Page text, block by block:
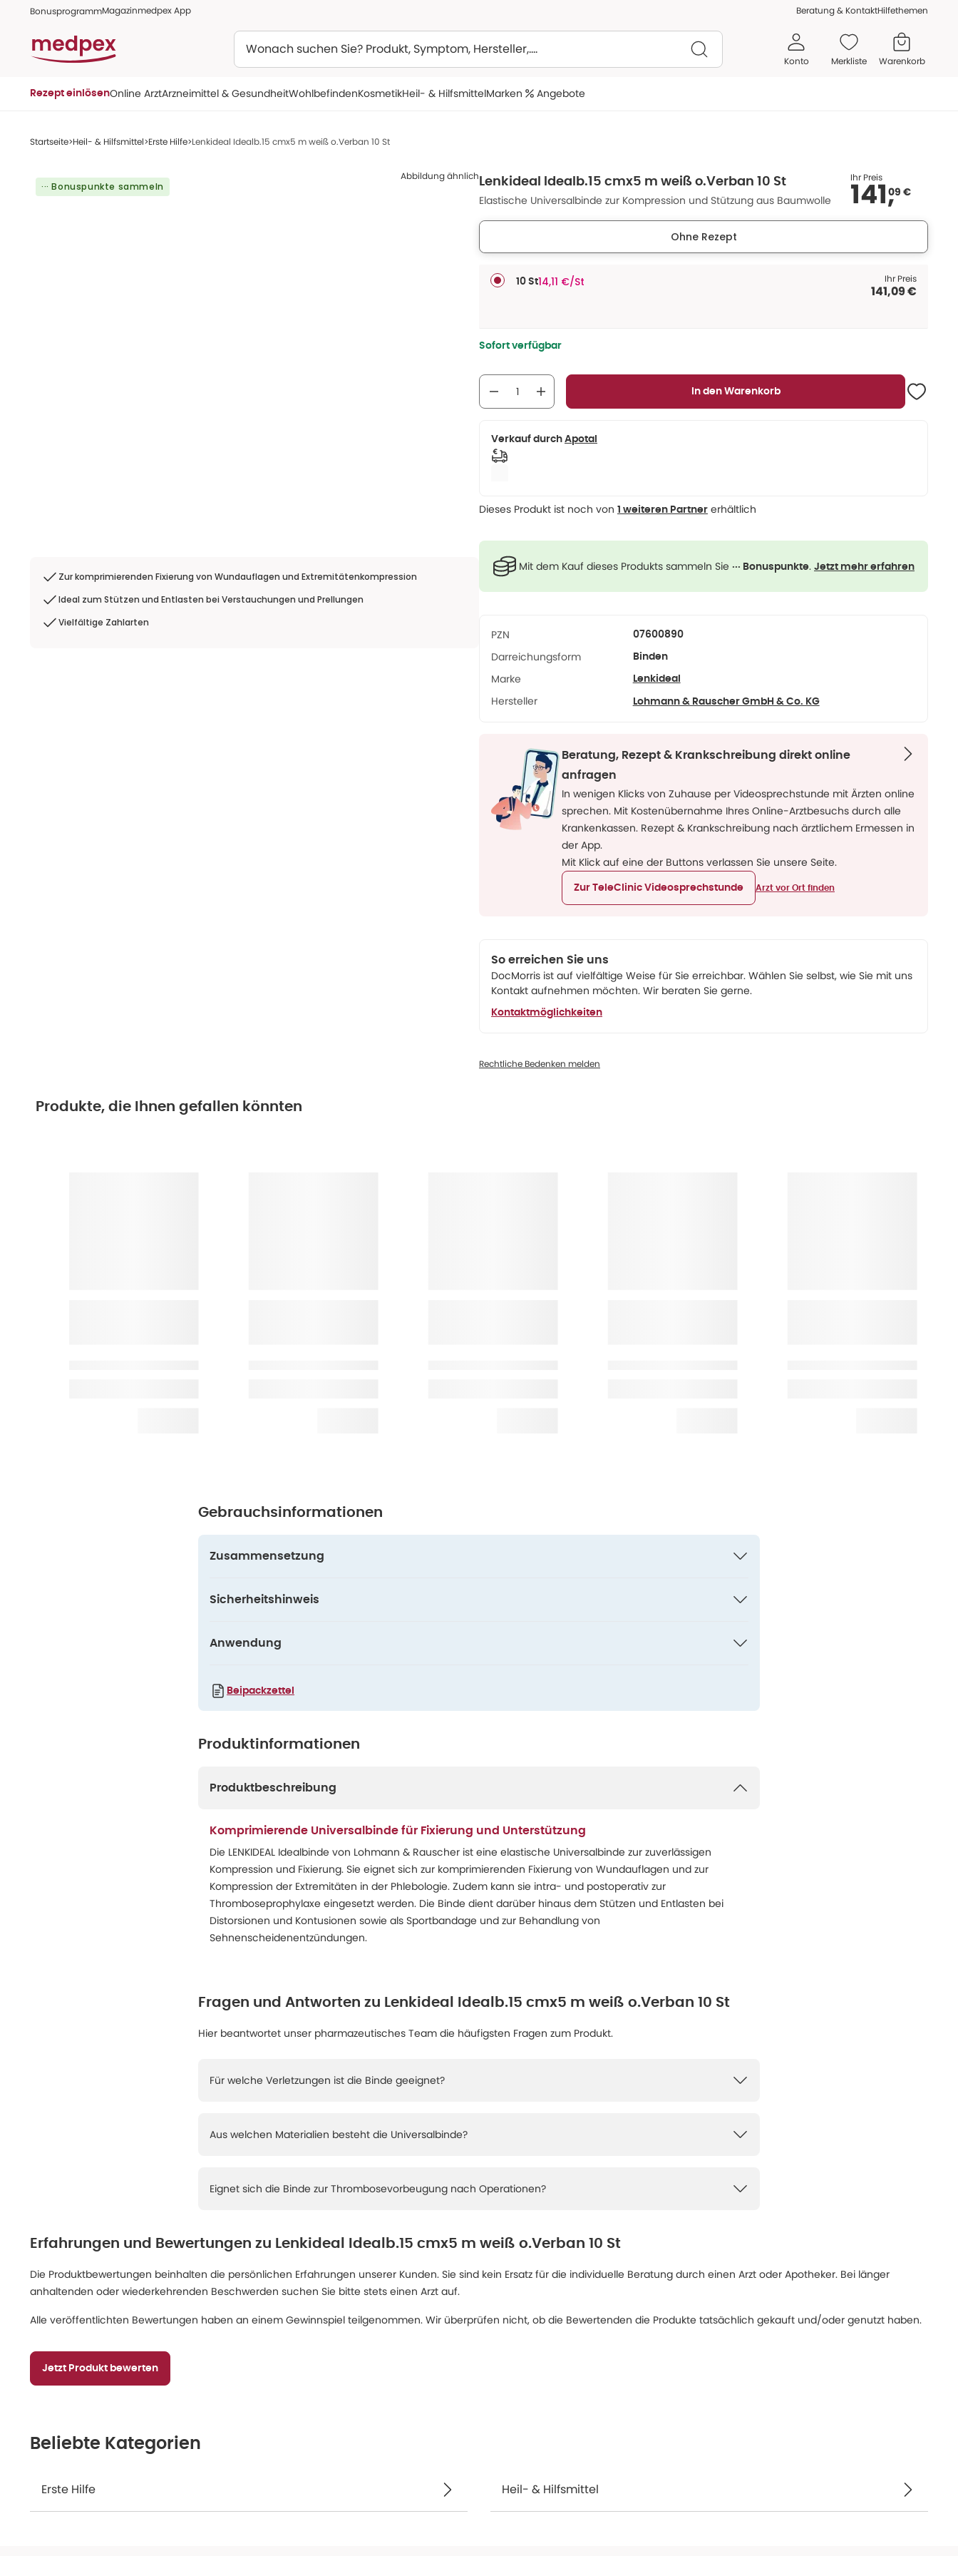
BonusprogrammMagazinmedpex App Beratung & KontaktHilfethemen
Konto Merkliste Warenkorb
Rezept einlösenOnline ArztArzneimittel & GesundheitWohlbefindenKosmetikHeil- & HilfsmittelMarken Angebote
Startseite Heil- & Hilfsmittel Erste Hilfe Lenkideal Idealb.15 cmx5 m weiß o.Verban 10 St
··· Bonuspunkte sammeln
Abbildung ähnlich
Zur komprimierenden Fixierung von Wundauflagen und Extremitätenkompression
Ideal zum Stützen und Entlasten bei Verstauchungen und Prellungen
Vielfältige Zahlarten
Lenkideal Idealb.15 cmx5 m weiß o.Verban 10 St
Elastische Universalbinde zur Kompression und Stützung aus Baumwolle
Ihr Preis
141,09 €
Ohne Rezept
10 St14,11 €/St Ihr Preis
141,09 €
Sofort verfügbar
In den Warenkorb
Verkauf durch Apotal
Dieses Produkt ist noch von 1 weiteren Partner erhältlich
Mit dem Kauf dieses Produkts sammeln Sie ··· Bonuspunkte. Jetzt mehr erfahren
PZN 07600890
Darreichungsform Binden
Marke Lenkideal
Hersteller Lohmann & Rauscher GmbH & Co. KG
Beratung, Rezept & Krankschreibung direkt online
anfragen
In wenigen Klicks von Zuhause per Videosprechstunde mit Ärzten online
sprechen. Mit Kostenübernahme Ihres Online-Arztbesuchs durch alle
Krankenkassen. Rezept & Krankschreibung nach ärztlichem Ermessen in
der App.
Mit Klick auf eine der Buttons verlassen Sie unsere Seite.
Zur TeleClinic Videosprechstunde Arzt vor Ort finden
So erreichen Sie uns
DocMorris ist auf vielfältige Weise für Sie erreichbar. Wählen Sie selbst, wie Sie mit uns
Kontakt aufnehmen möchten. Wir beraten Sie gerne.
Kontaktmöglichkeiten
Rechtliche Bedenken melden
Produkte, die Ihnen gefallen könnten
Gebrauchsinformationen
Zusammensetzung
Sicherheitshinweis
Anwendung
Beipackzettel
Produktinformationen
Produktbeschreibung
Komprimierende Universalbinde für Fixierung und Unterstützung
Die LENKIDEAL Idealbinde von Lohmann & Rauscher ist eine elastische Universalbinde zur zuverlässigen
Kompression und Fixierung. Sie eignet sich zur komprimierenden Fixierung von Wundauflagen und zur
Kompression der Extremitäten in der Phlebologie. Zudem kann sie intra- und postoperativ zur
Thromboseprophylaxe eingesetzt werden. Die Binde dient darüber hinaus dem Stützen und Entlasten bei
Distorsionen und Kontusionen sowie als Sportbandage und zur Behandlung von
Sehnenscheidenentzündungen.
Fragen und Antworten zu Lenkideal Idealb.15 cmx5 m weiß o.Verban 10 St
Hier beantwortet unser pharmazeutisches Team die häufigsten Fragen zum Produkt.
Für welche Verletzungen ist die Binde geeignet?
Aus welchen Materialien besteht die Universalbinde?
Eignet sich die Binde zur Thrombosevorbeugung nach Operationen?
Erfahrungen und Bewertungen zu Lenkideal Idealb.15 cmx5 m weiß o.Verban 10 St
Die Produktbewertungen beinhalten die persönlichen Erfahrungen unserer Kunden. Sie sind kein Ersatz für die individuelle Beratung durch einen Arzt oder Apotheker. Bei länger
anhaltenden oder wiederkehrenden Beschwerden suchen Sie bitte stets einen Arzt auf.
Alle veröffentlichten Bewertungen haben an einem Gewinnspiel teilgenommen. Wir überprüfen nicht, ob die Bewertenden die Produkte tatsächlich gekauft und/oder genutzt haben.
Jetzt Produkt bewerten
Beliebte Kategorien
Erste Hilfe Heil- & Hilfsmittel